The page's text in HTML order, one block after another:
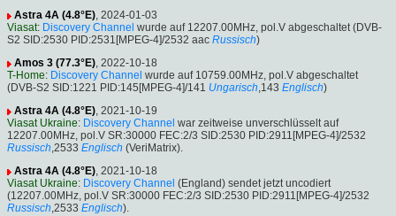
Astra 4A (4.8°E), 2024-01-03
Viasat: Discovery Channel wurde auf 12207.00MHz, pol.V abgeschaltet (DVB-
S2 SID:2530 PID:2531[MPEG-4]/2532 aac Russisch)
Amos 3 (77.3°E), 2022-10-18
T-Home: Discovery Channel wurde auf 10759.00MHz, pol.V abgeschaltet
(DVB-S2 SID:1221 PID:145[MPEG-4]/141 Ungarisch,143 Englisch)
Astra 4A (4.8°E), 2021-10-19
Viasat Ukraine: Discovery Channel war zeitweise unverschlüsselt auf
12207.00MHz, pol.V SR:30000 FEC:2/3 SID:2530 PID:2911[MPEG-4]/2532
Russisch,2533 Englisch (VeriMatrix).
Astra 4A (4.8°E), 2021-10-18
Viasat Ukraine: Discovery Channel (England) sendet jetzt uncodiert
(12207.00MHz, pol.V SR:30000 FEC:2/3 SID:2530 PID:2911[MPEG-4]/2532
Russisch,2533 Englisch).